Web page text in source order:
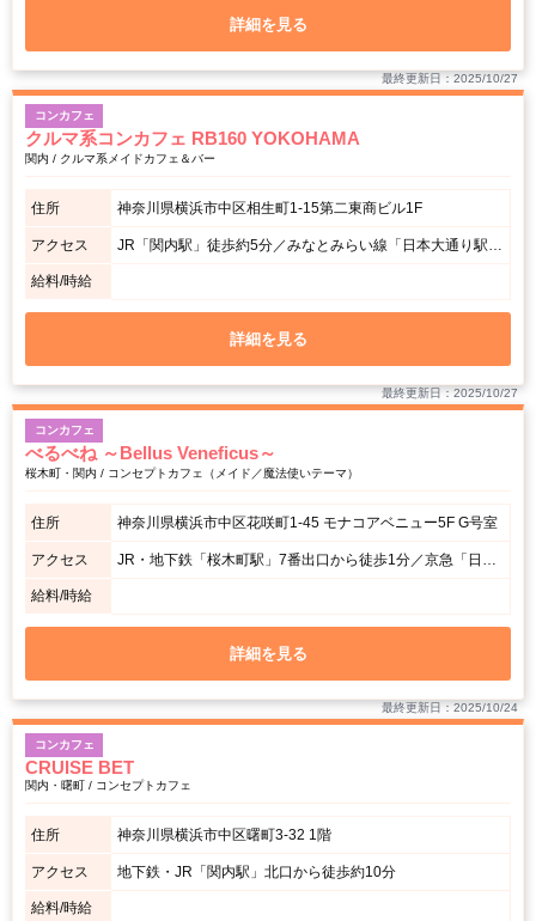
詳細を見る
最終更新日：2025/10/27
コンカフェ
クルマ系コンカフェ RB160 YOKOHAMA
関内 / クルマ系メイドカフェ＆バー
住所 神奈川県横浜市中区相生町1-15第二東商ビル1F
アクセス JR「関内駅」徒歩約5分／みなとみらい線「日本大通り駅」徒歩約2〜3分
給料/時給
詳細を見る
最終更新日：2025/10/27
コンカフェ
べるべね ～Bellus Veneficus～
桜木町・関内 / コンセプトカフェ（メイド／魔法使いテーマ）
住所 神奈川県横浜市中区花咲町1-45 モナコアベニュー5F G号室
アクセス JR・地下鉄「桜木町駅」7番出口から徒歩1分／京急「日ノ出町駅」から徒歩5分
給料/時給
詳細を見る
最終更新日：2025/10/24
コンカフェ
CRUISE BET
関内・曙町 / コンセプトカフェ
住所 神奈川県横浜市中区曙町3-32 1階
アクセス 地下鉄・JR「関内駅」北口から徒歩約10分
給料/時給